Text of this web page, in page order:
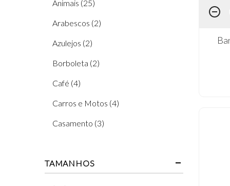
Animais (25)
Arabescos (2)
Azulejos (2)
Borboleta (2)
Café (4)
Carros e Motos (4)
Casamento (3)
Coleção A Felicidade Mora Aqui (1)
TAMANHOS